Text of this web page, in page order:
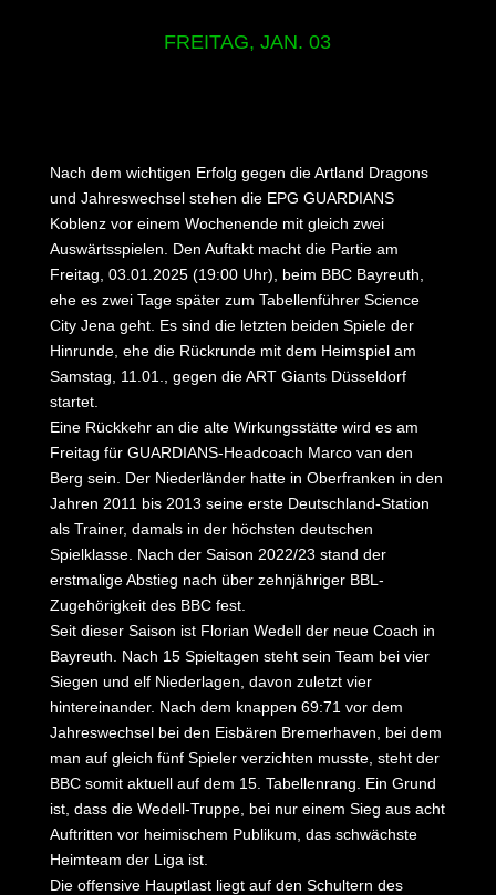
FREITAG, JAN. 03
Nach dem wichtigen Erfolg gegen die Artland Dragons
und Jahreswechsel stehen die EPG GUARDIANS
Koblenz vor einem Wochenende mit gleich zwei
Auswärtsspielen. Den Auftakt macht die Partie am
Freitag, 03.01.2025 (19:00 Uhr), beim BBC Bayreuth,
ehe es zwei Tage später zum Tabellenführer Science
City Jena geht. Es sind die letzten beiden Spiele der
Hinrunde, ehe die Rückrunde mit dem Heimspiel am
Samstag, 11.01., gegen die ART Giants Düsseldorf
startet.
Eine Rückkehr an die alte Wirkungsstätte wird es am
Freitag für GUARDIANS-Headcoach Marco van den
Berg sein. Der Niederländer hatte in Oberfranken in den
Jahren 2011 bis 2013 seine erste Deutschland-Station
als Trainer, damals in der höchsten deutschen
Spielklasse. Nach der Saison 2022/23 stand der
erstmalige Abstieg nach über zehnjähriger BBL-
Zugehörigkeit des BBC fest.
Seit dieser Saison ist Florian Wedell der neue Coach in
Bayreuth. Nach 15 Spieltagen steht sein Team bei vier
Siegen und elf Niederlagen, davon zuletzt vier
hintereinander. Nach dem knappen 69:71 vor dem
Jahreswechsel bei den Eisbären Bremerhaven, bei dem
man auf gleich fünf Spieler verzichten musste, steht der
BBC somit aktuell auf dem 15. Tabellenrang. Ein Grund
ist, dass die Wedell-Truppe, bei nur einem Sieg aus acht
Auftritten vor heimischem Publikum, das schwächste
Heimteam der Liga ist.
Die offensive Hauptlast liegt auf den Schultern des